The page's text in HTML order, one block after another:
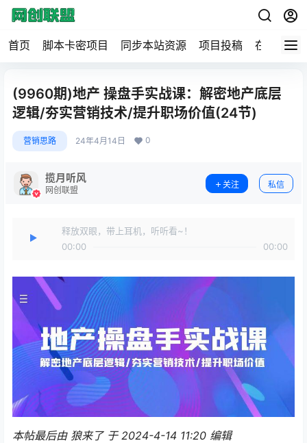
首页 脚本卡密项目 同步本站资源 项目投稿 在线工具
(9960期)地产 操盘手实战课：解密地产底层
逻辑/夯实营销技术/提升职场价值(24节)
营销思路 24年4月14日 0
揽月听风
网创联盟
关注 私信
释放双眼，带上耳机，听听看~！
00:00
00:00
本帖最后由 狼来了 于 2024-4-14 11:20 编辑